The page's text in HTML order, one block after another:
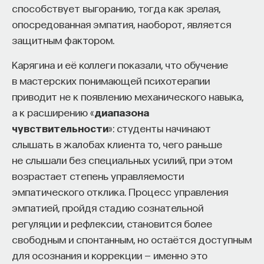
способствует выгоранию, тогда как зрелая,
опосредованная эмпатия, наоборот, является
защитным фактором.
Карягина и её коллеги показали, что обучение
в мастерских понимающей психотерапии
приводит не к появлению механического навыка,
а к расширению «диапазона
чувствительности»: студенты начинают
слышать в жалобах клиента то, чего раньше
не слышали без специальных усилий, при этом
возрастает степень управляемости
эмпатического отклика. Процесс управления
эмпатией, пройдя стадию сознательной
регуляции и рефлексии, становится более
свободным и спонтанным, но остаётся доступным
для осознания и коррекции — именно это